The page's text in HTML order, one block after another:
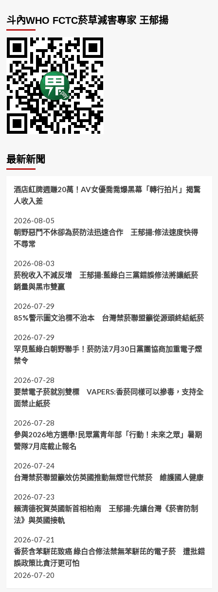
斗內WHO FCTC菸草減害專家 王郁揚
最新新聞
酒店紅牌週賺20萬！AV女優喬喬爆黑幕「轉行拍片」揭驚
人收入差
2026-08-05
朝野惡鬥不休卻為菸防法迅速合作 王郁揚:修法速度快得
不尋常
2026-08-03
菸稅收入不減反增 王郁揚:藍綠白三黨錯誤修法將讓紙菸
銷量與黑市雙贏
2026-07-29
85%警示圖文治標不治本 台灣禁菸聯盟籲從源頭終結紙菸
2026-07-29
罕見藍綠白朝野聯手！菸防法7月30日黨團協商加重電子煙
禁令
2026-07-28
要禁電子菸就別雙標 VAPERS:香菸同樣可以摻毒，支持全
面禁止紙菸
2026-07-28
參與2026地方選舉!民眾黨青年部「行動！未來之眾」暑期
營隊7月底截止報名
2026-07-24
台灣禁菸聯盟籲效仿英國推動無煙世代禁菸 維護國人健康
2026-07-23
賴清德祝賀英國新首相柏南 王郁揚:先讓台灣《菸害防制
法》與英國接軌
2026-07-21
香菸含苯駢芘致癌 綠白合修法禁無苯駢芘的電子菸 遭批錯
誤政策比貪汙更可怕
2026-07-20